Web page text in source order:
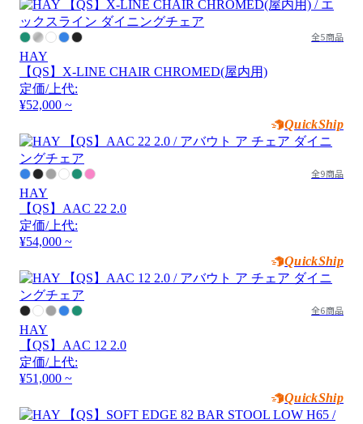
全5商品
HAY
【QS】X-LINE CHAIR CHROMED(屋内用)
定価/上代:
¥52,000 ~
QuickShip
全9商品
HAY
【QS】AAC 22 2.0
定価/上代:
¥54,000 ~
QuickShip
全6商品
HAY
【QS】AAC 12 2.0
定価/上代:
¥51,000 ~
QuickShip